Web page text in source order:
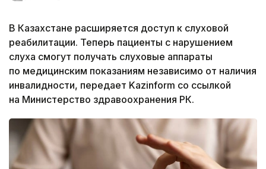
В Казахстане расширяется доступ к слуховой
реабилитации. Теперь пациенты с нарушением
слуха смогут получать слуховые аппараты
по медицинским показаниям независимо от наличия
инвалидности, передает Kazinform со ссылкой
на Министерство здравоохранения РК.